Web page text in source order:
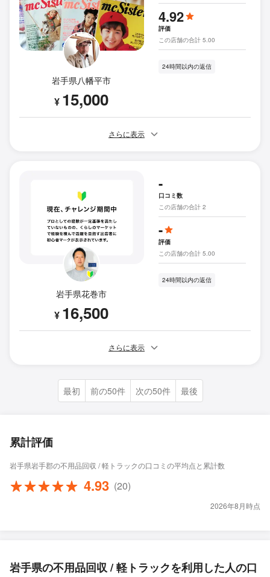
岩手県八幡平市
¥ 15,000
4.92
評価
この店舗の合計 5.00
24時間以内の返信
さらに表示
岩手県花巻市
¥ 16,500
-
口コミ数
この店舗の合計 2
-
評価
この店舗の合計 5.00
24時間以内の返信
さらに表示
最初 前の50件 次の50件 最後
累計評価
岩手県岩手郡の不用品回収 / 軽トラックの口コミの平均点と累計数
4.93 (20)
2026年8月時点
岩手県の不用品回収 / 軽トラックを利用した人の口